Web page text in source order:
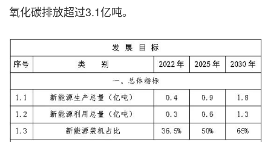
氧化碳排放超过3.1亿吨。